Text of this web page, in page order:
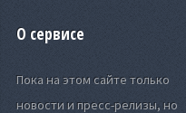
О сервисе
Пока на этом сайте только
новости и пресс-релизы, но